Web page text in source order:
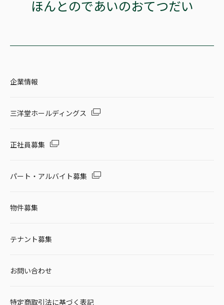
ほんとのであいのおてつだい
企業情報
三洋堂ホールディングス
正社員募集
パート・アルバイト募集
物件募集
テナント募集
お問い合わせ
特定商取引法に基づく表記